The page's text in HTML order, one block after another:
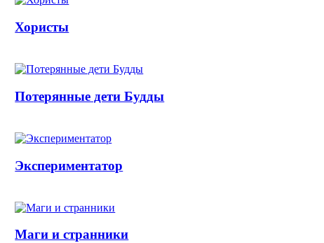
Хористы
Потерянные дети Будды
Экспериментатор
Маги и странники